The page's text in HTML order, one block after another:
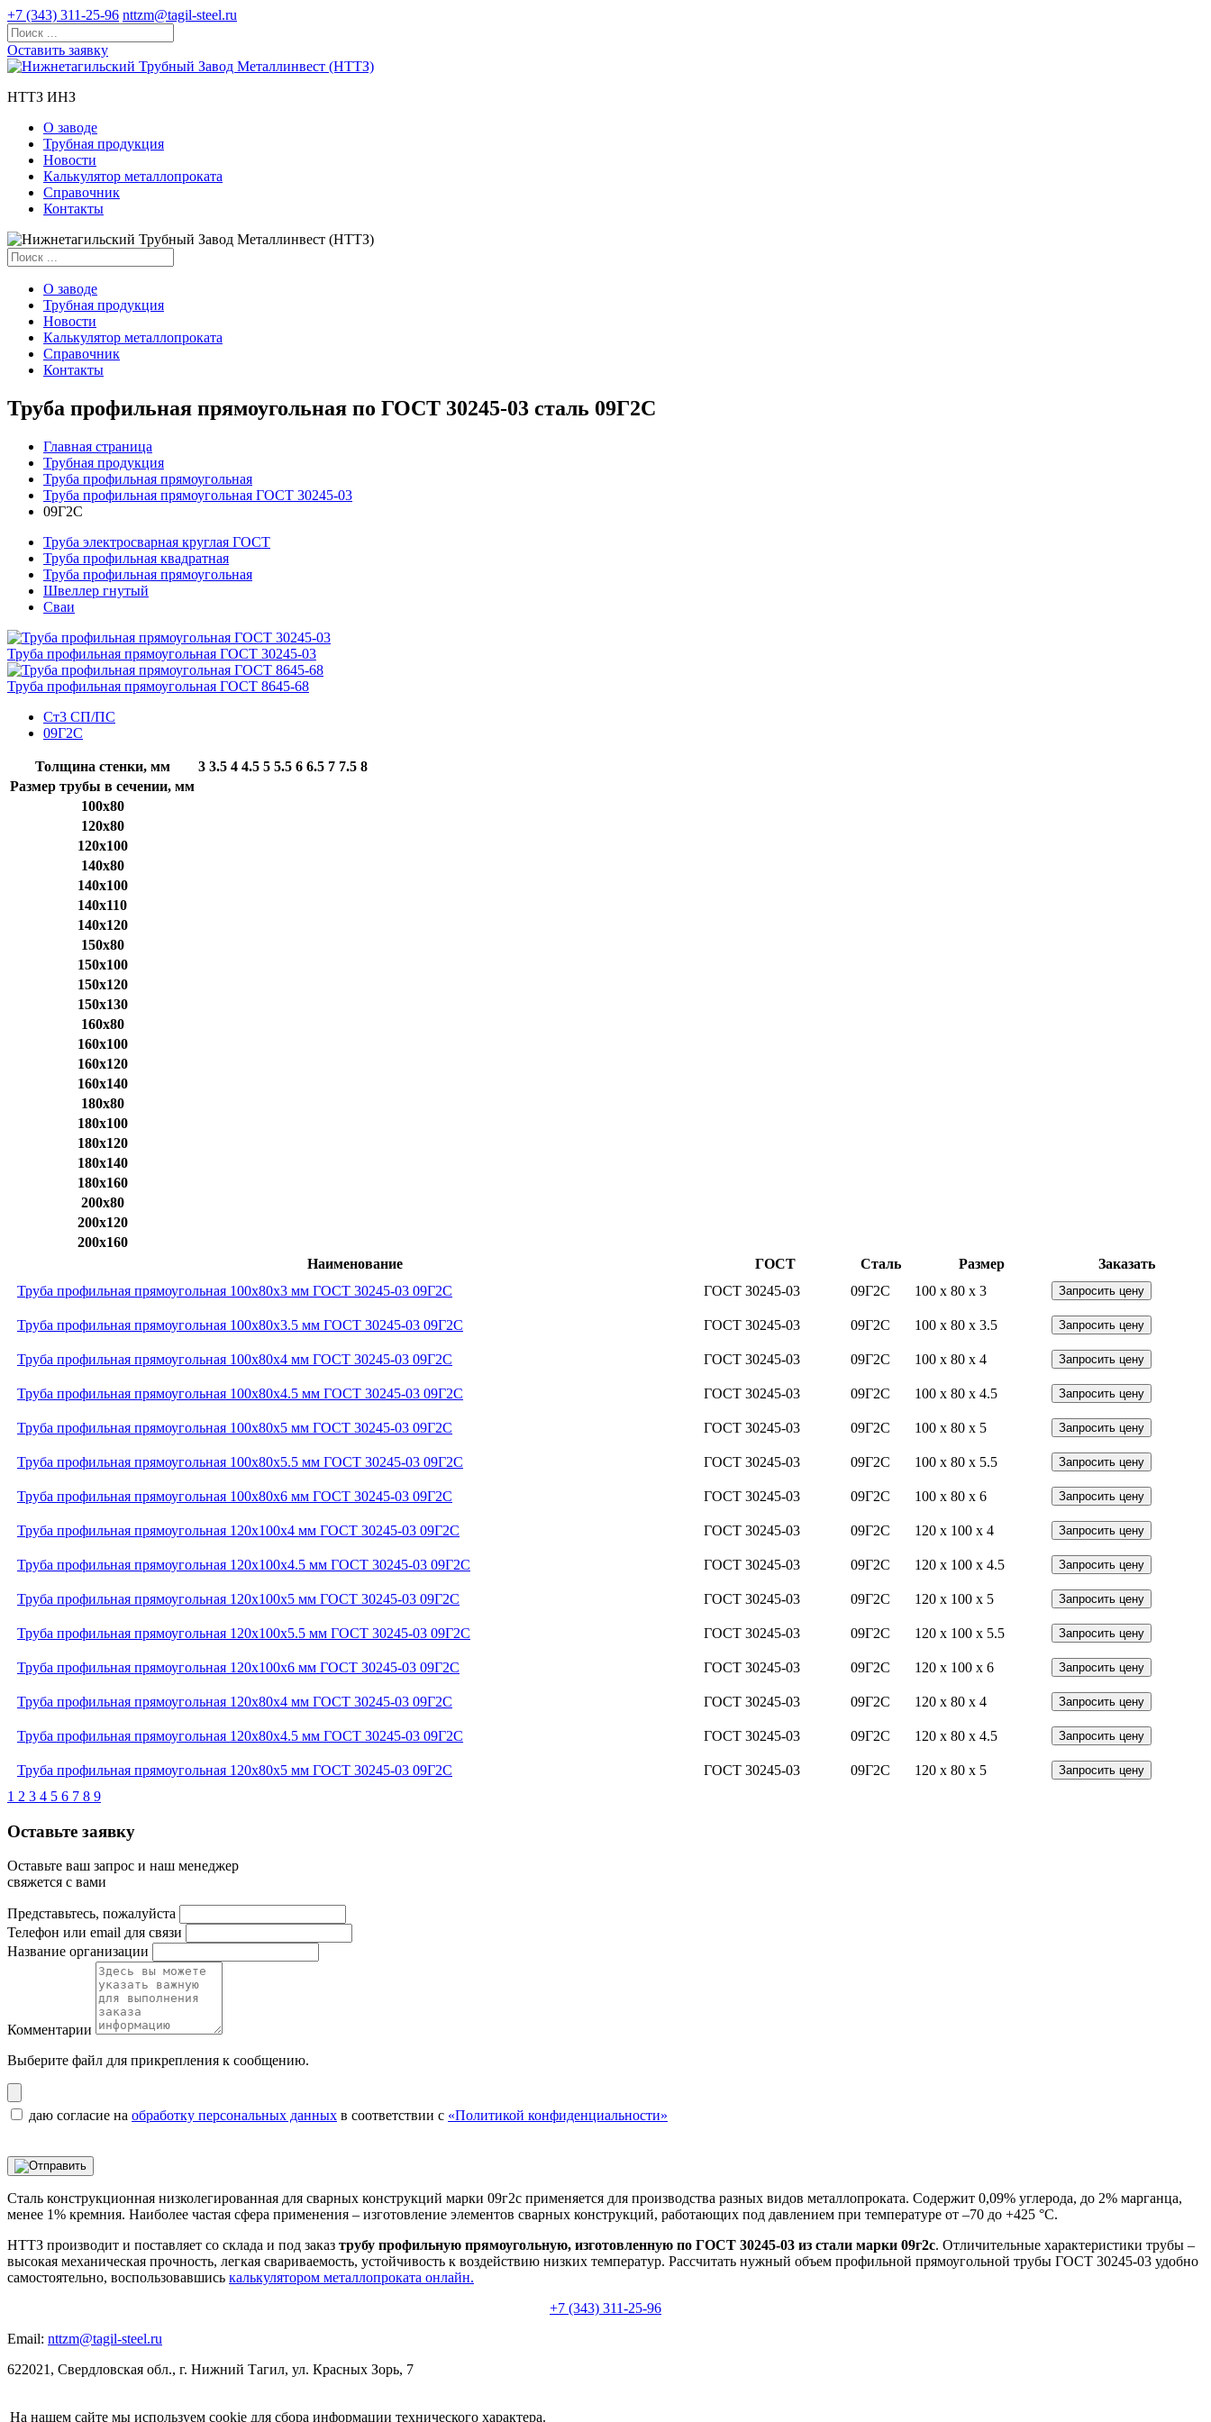
+7 (343) 311-25-96 nttzm@tagil-steel.ru
Оставить заявку
НТТЗ ИНЗ
О заводе
Трубная продукция
Новости
Калькулятор металлопроката
Справочник
Контакты
О заводе
Трубная продукция
Новости
Калькулятор металлопроката
Справочник
Контакты
Труба профильная прямоугольная по ГОСТ 30245-03 сталь 09Г2С
Главная страница
Трубная продукция
Труба профильная прямоугольная
Труба профильная прямоугольная ГОСТ 30245-03
09Г2С
Труба электросварная круглая ГОСТ
Труба профильная квадратная
Труба профильная прямоугольная
Швеллер гнутый
Сваи
Труба профильная прямоугольная ГОСТ 30245-03
Труба профильная прямоугольная ГОСТ 8645-68
Ст3 СП/ПС
09Г2С
Толщина стенки, мм 3 3.5 4 4.5 5 5.5 6 6.5 7 7.5 8
Размер трубы в сечении, мм
100x80
120x80
120x100
140x80
140x100
140x110
140x120
150x80
150x100
150x120
150x130
160x80
160x100
160x120
160x140
180x80
180x100
180x120
180x140
180x160
200x80
200x120
200x160
Наименование
ГОСТ Сталь Размер
Заказать
Труба профильная прямоугольная 100x80x3 мм ГОСТ 30245-03 09Г2С
ГОСТ 30245-03 09Г2С 100 x 80 x 3 Запросить цену
Труба профильная прямоугольная 100x80x3.5 мм ГОСТ 30245-03 09Г2С ГОСТ 30245-03 09Г2С 100 x 80 x 3.5 Запросить цену
Труба профильная прямоугольная 100x80x4 мм ГОСТ 30245-03 09Г2С ГОСТ 30245-03 09Г2С 100 x 80 x 4 Запросить цену
Труба профильная прямоугольная 100x80x4.5 мм ГОСТ 30245-03 09Г2С ГОСТ 30245-03 09Г2С 100 x 80 x 4.5 Запросить цену
Труба профильная прямоугольная 100x80x5 мм ГОСТ 30245-03 09Г2С ГОСТ 30245-03 09Г2С 100 x 80 x 5 Запросить цену
Труба профильная прямоугольная 100x80x5.5 мм ГОСТ 30245-03 09Г2С ГОСТ 30245-03 09Г2С 100 x 80 x 5.5 Запросить цену
Труба профильная прямоугольная 100x80x6 мм ГОСТ 30245-03 09Г2С ГОСТ 30245-03 09Г2С 100 x 80 x 6 Запросить цену
Труба профильная прямоугольная 120x100x4 мм ГОСТ 30245-03 09Г2С ГОСТ 30245-03 09Г2С 120 x 100 x 4 Запросить цену
Труба профильная прямоугольная 120x100x4.5 мм ГОСТ 30245-03 09Г2С ГОСТ 30245-03 09Г2С 120 x 100 x 4.5 Запросить цену
Труба профильная прямоугольная 120x100x5 мм ГОСТ 30245-03 09Г2С ГОСТ 30245-03 09Г2С 120 x 100 x 5 Запросить цену
Труба профильная прямоугольная 120x100x5.5 мм ГОСТ 30245-03 09Г2С ГОСТ 30245-03 09Г2С 120 x 100 x 5.5 Запросить цену
Труба профильная прямоугольная 120x100x6 мм ГОСТ 30245-03 09Г2С ГОСТ 30245-03 09Г2С 120 x 100 x 6 Запросить цену
Труба профильная прямоугольная 120x80x4 мм ГОСТ 30245-03 09Г2С ГОСТ 30245-03 09Г2С 120 x 80 x 4 Запросить цену
Труба профильная прямоугольная 120x80x4.5 мм ГОСТ 30245-03 09Г2С ГОСТ 30245-03 09Г2С 120 x 80 x 4.5 Запросить цену
Труба профильная прямоугольная 120x80x5 мм ГОСТ 30245-03 09Г2С ГОСТ 30245-03 09Г2С 120 x 80 x 5 Запросить цену
1 2 3 4 5 6 7 8 9
Оставьте заявку
Оставьте ваш запрос и наш менеджер
свяжется с вами
Представьтесь, пожалуйста
Телефон или email для связи
Название организации
Комментарии
Выберите файл для прикрепления к сообщению.
даю согласие на обработку персональных данных в соответствии с «Политикой конфиденциальности»
Сталь конструкционная низколегированная для сварных конструкций марки 09г2с применяется для производства разных видов металлопроката. Содержит 0,09% углерода, до 2% марганца,
менее 1% кремния. Наиболее частая сфера применения – изготовление элементов сварных конструкций, работающих под давлением при температуре от –70 до +425 °С.
НТТЗ производит и поставляет со склада и под заказ трубу профильную прямоугольную, изготовленную по ГОСТ 30245-03 из стали марки 09г2с. Отличительные характеристики трубы –
высокая механическая прочность, легкая свариваемость, устойчивость к воздействию низких температур. Рассчитать нужный объем профильной прямоугольной трубы ГОСТ 30245-03 удобно
самостоятельно, воспользовавшись калькулятором металлопроката онлайн.
+7 (343) 311-25-96
Email: nttzm@tagil-steel.ru
622021, Свердловская обл., г. Нижний Тагил, ул. Красных Зорь, 7
На нашем сайте мы используем cookie для сбора информации технического характера.